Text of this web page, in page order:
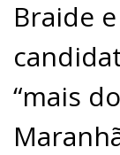
Braide
“mais